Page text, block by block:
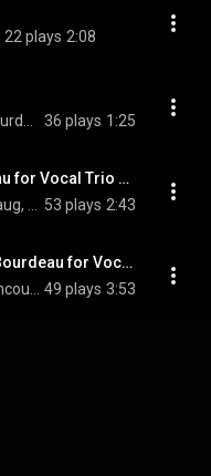
22 plays 2:08
36 plays 1:25
Le sacristain (Arr. M. Bourdeau for Vocal Trio & Piano)
53 plays 2:43
Une petite chandelle (Arr. M. Bourdeau for Vocal Duet & Piano)
49 plays 3:53